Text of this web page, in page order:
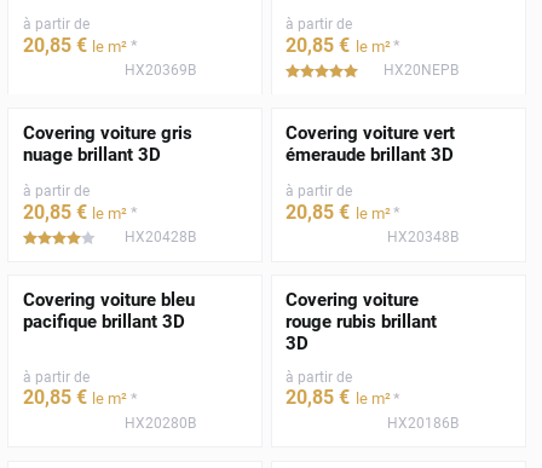
à partir de
20,85 € le m² *
HX20369B
à partir de
20,85 € le m²*
*****HX20NEPB
Covering voiture gris
nuage brillant 3D
à partir de
20,85 € le m² *
***** HX20428B
Covering voiture vert
émeraude brillant 3D
à partir de
20,85 € le m²*
HX20348B
Covering voiture bleu
pacifique brillant 3D
à partir de
20,85 € le m² *
HX20280B
Covering voiture
rouge rubis brillant
3D
à partir de
20,85 € le m²*
HX20186B